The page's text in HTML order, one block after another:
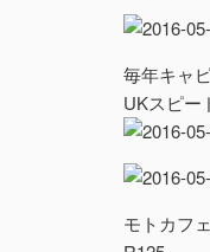
毎年キャ
UKスピ
モトカフ